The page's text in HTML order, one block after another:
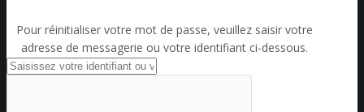
Pour réinitialiser votre mot de passe, veuillez saisir votre
adresse de messagerie ou votre identifiant ci-dessous.